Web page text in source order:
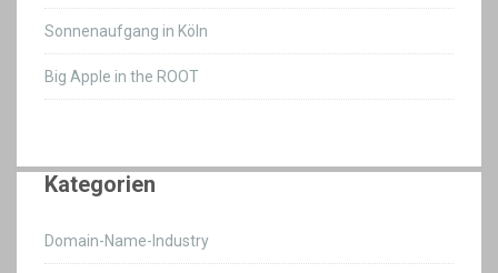
Sonnenaufgang in Köln
Big Apple in the ROOT
Kategorien
Domain-Name-Industry